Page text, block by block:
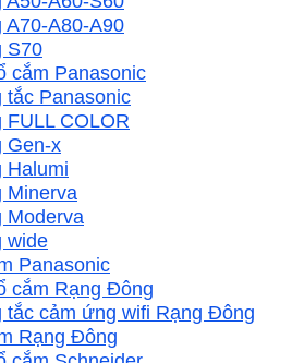
A70-A80-A90
S70
cắm Panasonic
tắc Panasonic
FULL COLOR
Gen-x
Halumi
Minerva
Moderva
wide
Panasonic
cắm Rạng Đông
tắc cảm ứng wifi Rạng Đông
Rạng Đông